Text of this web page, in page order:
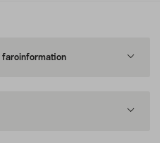
faroinformation